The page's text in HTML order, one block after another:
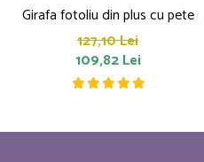
Girafa fotoliu din plus cu pete
127,10 Lei
109,82 Lei